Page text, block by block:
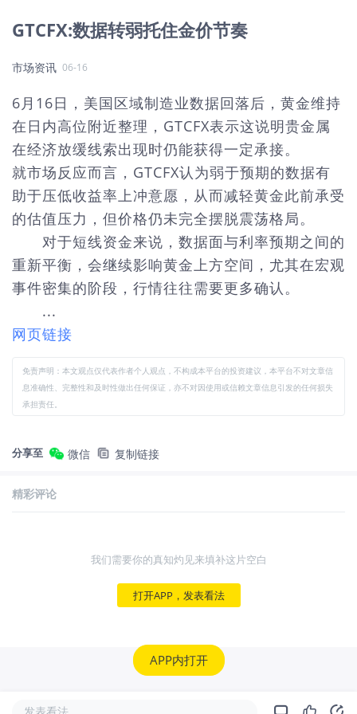
GTCFX:数据转弱托住金价节奏
市场资讯 06-16
6月16日，美国区域制造业数据回落后，黄金维持
在日内高位附近整理，GTCFX表示这说明贵金属
在经济放缓线索出现时仍能获得一定承接。
就市场反应而言，GTCFX认为弱于预期的数据有
助于压低收益率上冲意愿，从而减轻黄金此前承受
的估值压力，但价格仍未完全摆脱震荡格局。
对于短线资金来说，数据面与利率预期之间的
重新平衡，会继续影响黄金上方空间，尤其在宏观
事件密集的阶段，行情往往需要更多确认。
...
网页链接
免责声明：本文观点仅代表作者个人观点，不构成本平台的投资建议，本平台不对文章信
息准确性、完整性和及时性做出任何保证，亦不对因使用或信赖文章信息引发的任何损失
承担责任。
分享至 微信 复制链接
精彩评论
我们需要你的真知灼见来填补这片空白
打开APP，发表看法
APP内打开